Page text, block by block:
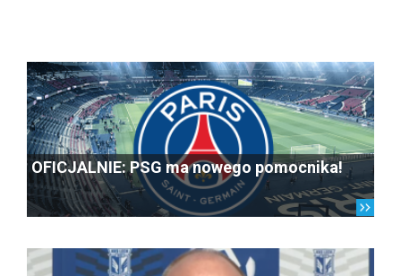
OFICJALNIE: PSG ma nowego pomocnika!